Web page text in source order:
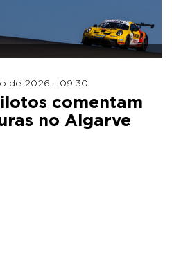
de 2026 - 09:30
comentam
no Algarve